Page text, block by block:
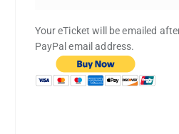
Your eTicket will be emailed
PayPal email address.